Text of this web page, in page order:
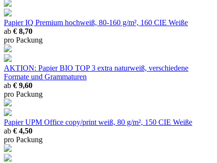
Papier IQ Premium hochweiß, 80-160 g/m², 160 CIE Weiße
ab € 8,70
pro Packung
AKTION: Papier BIO TOP 3 extra naturweiß, verschiedene
Formate und Grammaturen
ab € 9,60
pro Packung
Papier UPM Office copy/print weiß, 80 g/m², 150 CIE Weiße
ab € 4,50
pro Packung